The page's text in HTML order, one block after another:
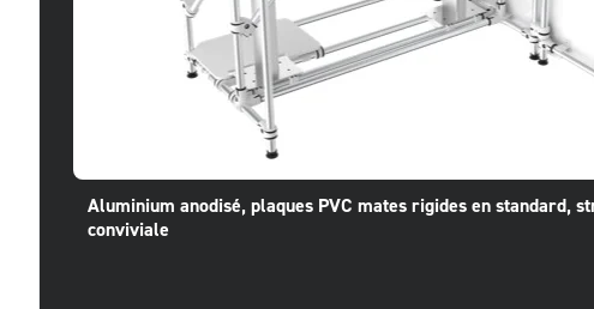
Aluminium anodisé, plaques PVC mates rigides en standard,
conviviale